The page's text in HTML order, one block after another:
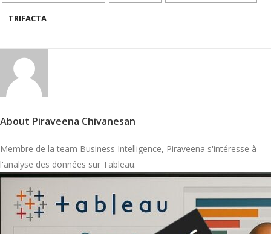
TRIFACTA
About Piraveena Chivanesan
Membre de la team Business Intelligence, Piraveena s'intéresse à
l'analyse des données sur Tableau.